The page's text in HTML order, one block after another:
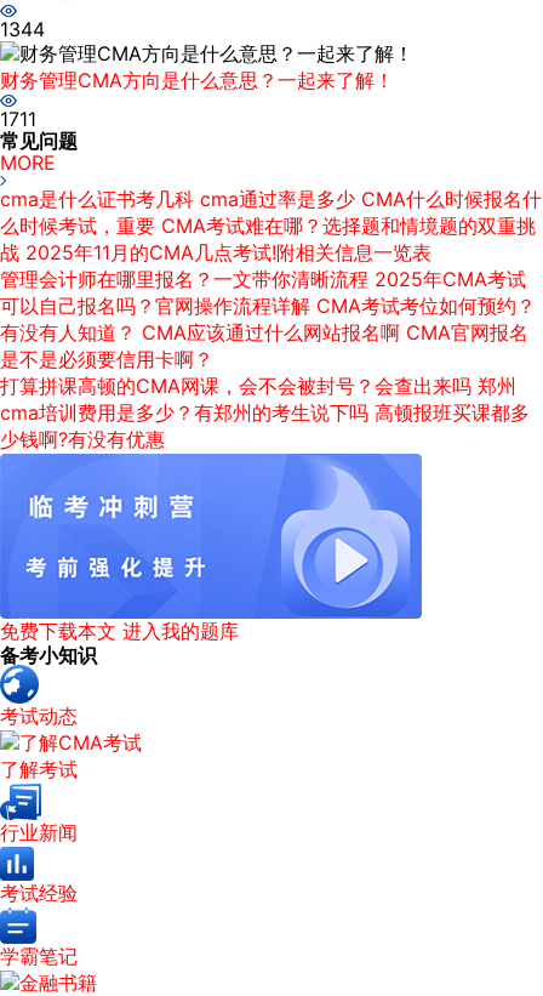
1344
财务管理CMA方向是什么意思？一起来了解！
1711
常见问题
MORE
cma是什么证书考几科 cma通过率是多少 CMA什么时候报名什
么时候考试，重要 CMA考试难在哪？选择题和情境题的双重挑
战 2025年11月的CMA几点考试!附相关信息一览表
管理会计师在哪里报名？一文带你清晰流程 2025年CMA考试
可以自己报名吗？官网操作流程详解 CMA考试考位如何预约？
有没有人知道？ CMA应该通过什么网站报名啊 CMA官网报名
是不是必须要信用卡啊？
打算拼课高顿的CMA网课，会不会被封号？会查出来吗 郑州
cma培训费用是多少？有郑州的考生说下吗 高顿报班买课都多
少钱啊?有没有优惠
免费下载本文 进入我的题库
备考小知识
考试动态
了解考试
行业新闻
考试经验
学霸笔记